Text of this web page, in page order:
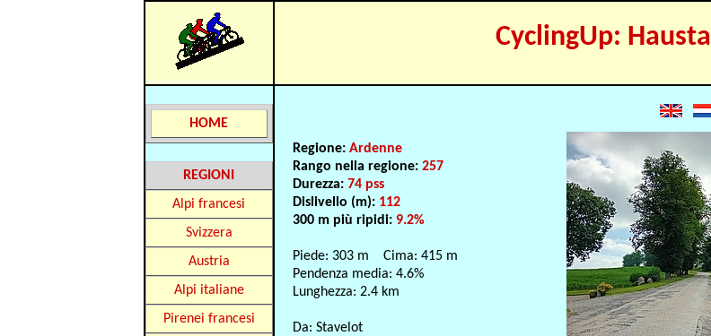
CyclingUp: Hausta
HOME
REGIONI
Alpi francesi
Svizzera
Austria
Alpi italiane
Pirenei francesi
Regione:Ardenne
Rango nella regione:257
Durezza:74 pss
Dislivello (m): 112
300 m più ripidi: 9.2%
Piede: 303 m Cima: 415 m
Pendenza media: 4.6%
Lunghezza: 2.4 km
Da: Stavelot